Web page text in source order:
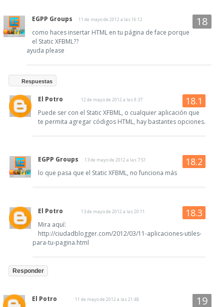
EGPP Groups 11 de mayo de 2012 a las 16:12
como haces insertar HTML en tu página de face porque
el Static XFBML??
ayuda please
Respuestas
El Potro 12 de mayo de 2012 a las 9:37
Puede ser con el Static XFBML, o cualquier aplicación que
te permita agregar códigos HTML, hay bastantes opciones.
EGPP Groups 13 de mayo de 2012 a las 7:51
lo que pasa que el Static XFBML, no funciona más
El Potro 13 de mayo de 2012 a las 20:11
Mira aquí:
http://ciudadblogger.com/2012/03/11-aplicaciones-utiles-
para-tu-pagina.html
Responder
El Potro 11 de mayo de 2012 a las 21:48